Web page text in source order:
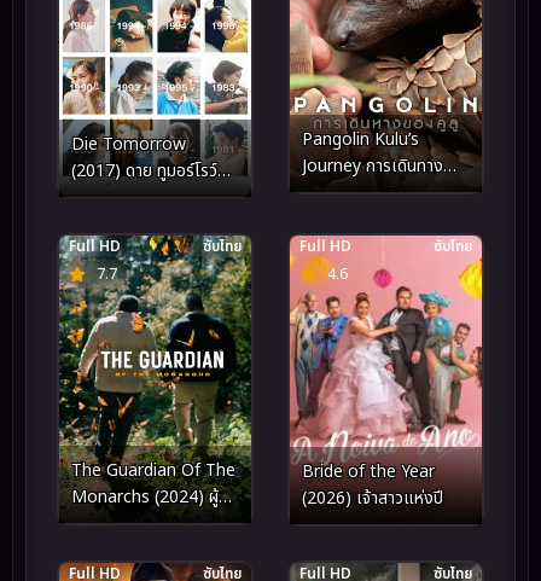
Die Tomorrow
(2017) ดาย ทูมอร์โรว์
พรุ่งนี้ตาย
Pangolin Kulu’s
Journey การเดินทาง
ของคูลู (2025)
7.7
Full HD ซับไทย
The Guardian Of The
Monarchs (2024) ผู้
พิทักษ์ผีเสื้อ
4.6
Full HD ซับไทย
Bride of the Year
(2026) เจ้าสาวแห่งปี
Full HD ซับไทย Full HD ซับไทย